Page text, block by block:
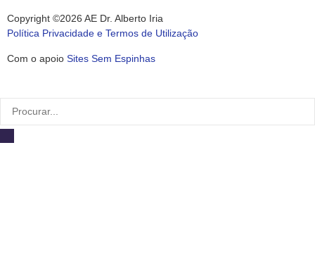
Copyright ©2026 AE Dr. Alberto Iria
Política Privacidade e Termos de Utilização
Com o apoio Sites Sem Espinhas